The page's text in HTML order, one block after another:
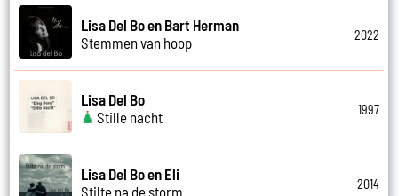
Lisa Del Bo en Bart Herman
Stemmen van hoop
2022
Lisa Del Bo
Stille nacht
1997
Lisa Del Bo en Eli
Stilte na de storm
2014